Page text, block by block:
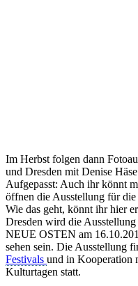
Im Herbst folgen dann
und Dresden mit Denise
Aufgepasst: Auch ihr könnt
öffnen die Ausstellung für
Wie das geht, könnt ihr hier
Dresden wird die Ausstellung
NEUE OSTEN am
sehen sein. Die Ausstellung
Festivals und in Kooperation
Kulturtagen statt.